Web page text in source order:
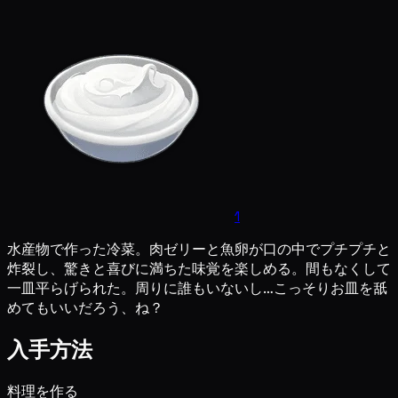
1
水産物で作った冷菜。肉ゼリーと魚卵が口の中でプチプチと
炸裂し、驚きと喜びに満ちた味覚を楽しめる。間もなくして
一皿平らげられた。周りに誰もいないし…こっそりお皿を舐
めてもいいだろう、ね？
入手方法
料理を作る